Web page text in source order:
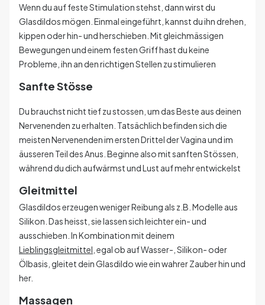
Wenn du auf feste Stimulation stehst, dann wirst du
Glasdildos mögen. Einmal eingeführt, kannst du ihn drehen,
kippen oder hin- und herschieben. Mit gleichmässigen
Bewegungen und einem festen Griff hast du keine
Probleme, ihn an den richtigen Stellen zu stimulieren
Sanfte Stösse
Du brauchst nicht tief zu stossen, um das Beste aus deinen
Nervenenden zu erhalten. Tatsächlich befinden sich die
meisten Nervenenden im ersten Drittel der Vagina und im
äusseren Teil des Anus. Beginne also mit sanften Stössen,
während du dich aufwärmst und Lust auf mehr entwickelst
Gleitmittel
Glasdildos erzeugen weniger Reibung als z.B. Modelle aus
Silikon. Das heisst, sie lassen sich leichter ein- und
ausschieben. In Kombination mit deinem
Lieblingsgleitmittel , egal ob auf Wasser-, Silikon- oder
Ölbasis, gleitet dein Glasdildo wie ein wahrer Zauber hin und
her.
Massagen